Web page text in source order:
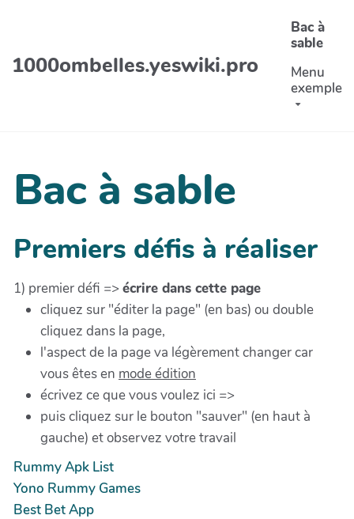
1000ombelles.yeswiki.pro
Bac à
sable
Menu
exemple
Bac à sable
Premiers défis à réaliser
1) premier défi => écrire dans cette page
cliquez sur "éditer la page" (en bas) ou double
cliquez dans la page,
l'aspect de la page va légèrement changer car
vous êtes en mode édition
écrivez ce que vous voulez ici =>
puis cliquez sur le bouton "sauver" (en haut à
gauche) et observez votre travail
Rummy Apk List
Yono Rummy Games
Best Bet App